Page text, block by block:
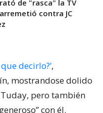
de "rasca" la TV
contra JC
decirlo?’,
mostrandose dolido
pero también
con él.